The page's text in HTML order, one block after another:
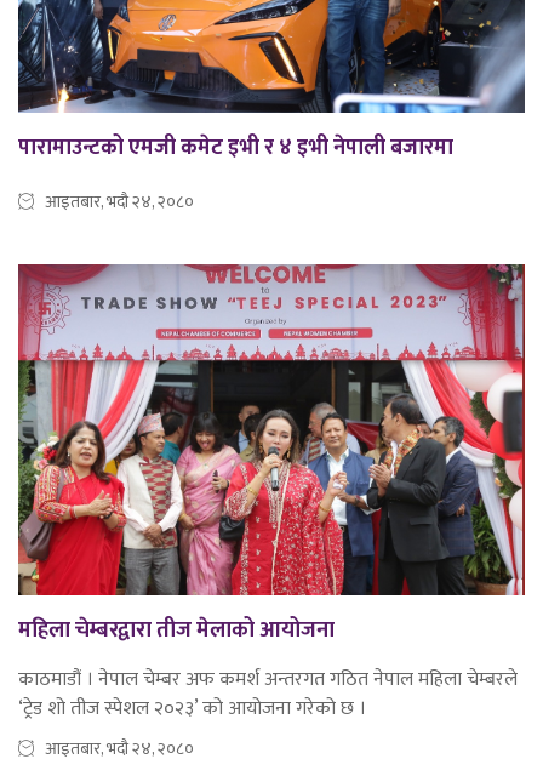
पारामाउन्टको एमजी कमेट इभी र ४ इभी नेपाली बजारमा
आइतबार, भदौ २४, २०८०
महिला चेम्बरद्वारा तीज मेलाको आयोजना
काठमाडौं । नेपाल चेम्बर अफ कमर्श अन्तरगत गठित नेपाल महिला चेम्बरले
‘ट्रेड शो तीज स्पेशल २०२३’ को आयोजना गरेको छ ।
आइतबार, भदौ २४, २०८०